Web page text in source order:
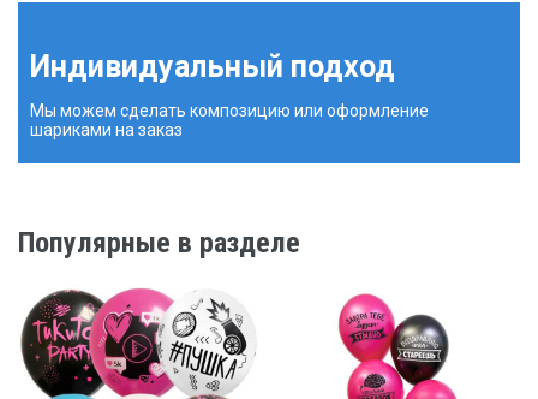
Индивидуальный подход
Мы можем сделать композицию или оформление
шариками на заказ
Популярные в разделе